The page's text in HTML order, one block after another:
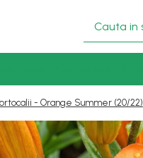
- Orange Summer (20/22)